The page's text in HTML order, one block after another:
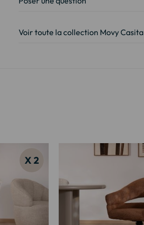
Voir toute la collection Movy Casita
X 2